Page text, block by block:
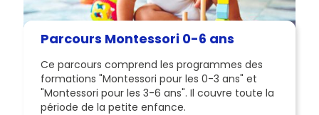
Parcours Montessori 0-6 ans
Ce parcours comprend les programmes des
formations "Montessori pour les 0-3 ans" et
"Montessori pour les 3-6 ans". Il couvre toute la
période de la petite enfance.